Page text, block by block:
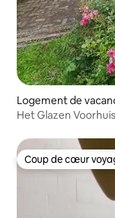
Logement de
Het Glazen
Coup de cœur
Coup de cœur